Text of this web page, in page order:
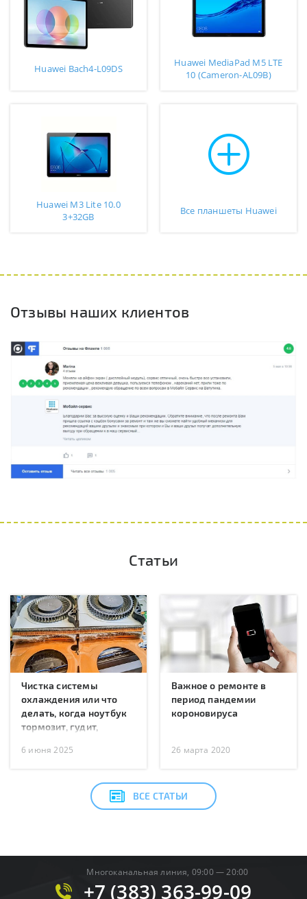
Huawei Bach4-L09DS
Huawei MediaPad M5 LTE
10 (Cameron-AL09B)
Huawei M3 Lite 10.0
3+32GB
Все планшеты Huawei
Отзывы наших клиентов
Статьи
Чистка системы
охлаждения или что
делать, когда ноутбук
тормозит, гудит,
перезагружается?
6 июня 2025
Важное о ремонте в
период пандемии
короновируса
26 марта 2020
ВСЕ СТАТЬИ
Многоканальная линия, 09:00 — 20:00
+7 (383) 363-99-09